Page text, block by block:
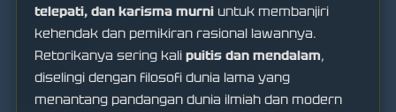
telepati, dan karisma murni untuk membanjiri
kehendak dan pemikiran rasional lawannya.
Retorikanya sering kali puitis dan mendalam,
diselingi dengan filosofi dunia lama yang
menantang pandangan dunia ilmiah dan modern